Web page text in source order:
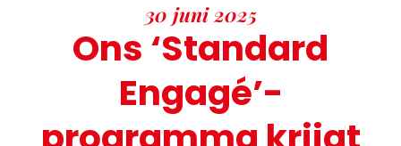
30 juni 2025
Ons ‘Standard
Engagé’-